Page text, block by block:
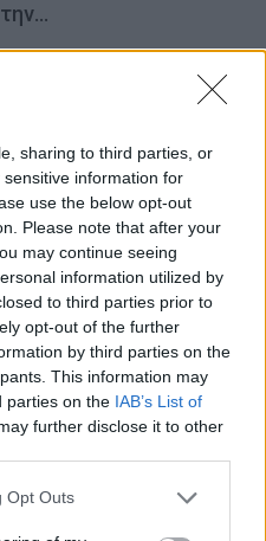
sharing to third parties, or
information for
use the below opt-out
Please note that after your
may continue seeing
information utilized by
to third parties prior to
opt-out of the further
by third parties on the
This information may
parties on the IAB’s List of
further disclose it to other
Opt Outs
Κι όμως, τα φώτα του